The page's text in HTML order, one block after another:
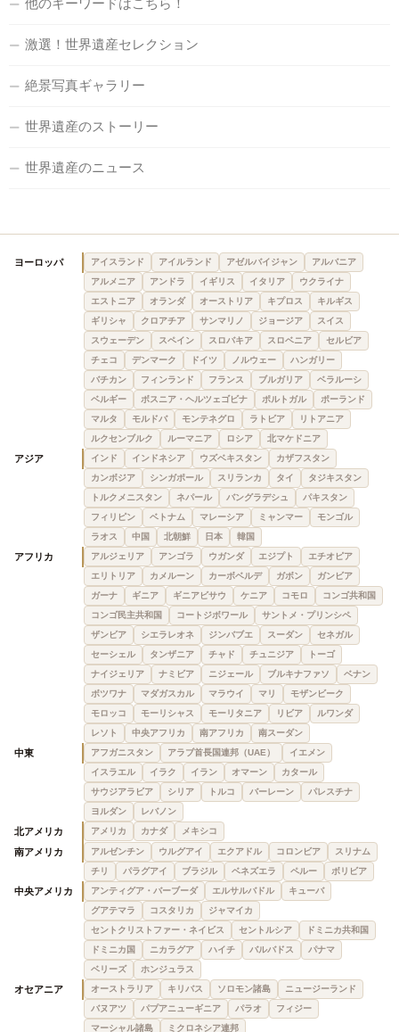
他のキーワードはこちら！
激選！世界遺産セレクション
絶景写真ギャラリー
世界遺産のストーリー
世界遺産のニュース
ヨーロッパ アイスランド アイルランド アゼルバイジャン
アルバニア
アルメニア
アンドラ イギリス イタリア
ウクライナ
エストニア
オランダ オーストリア キプロス
キルギス
ギリシャ
クロアチア サンマリノ ジョージア
スイス
スウェーデン
スペイン スロバキア スロベニア
セルビア
チェコ
デンマーク ドイツ ノルウェー
ハンガリー
バチカン
フィンランド フランス ブルガリア
ベラルーシ
ベルギー
ボスニア・ヘルツェゴビナ ポルトガル
ポーランド
マルタ
モルドバ モンテネグロ ラトビア
リトアニア
ルクセンブルク
ルーマニア ロシア 北マケドニア
アジア インド インドネシア ウズベキスタン
カザフスタン
カンボジア
シンガポール スリランカ タイ
タジキスタン
トルクメニスタン
ネパール バングラデシュ
パキスタン
フィリピン
ベトナム マレーシア ミャンマー
モンゴル
ラオス
中国 北朝鮮 日本 韓国
アフリカ アルジェリア アンゴラ ウガンダ エジプト
エチオピア
エリトリア
カメルーン カーボベルデ ガボン
ガンビア
ガーナ
ギニア ギニアビサウ ケニア コモロ
コンゴ共和国
コンゴ民主共和国
コートジボワール
サントメ・プリンシペ
ザンビア
シエラレオネ ジンバブエ スーダン
セネガル
セーシェル
タンザニア チャド チュニジア
トーゴ
ナイジェリア
ナミビア ニジェール ブルキナファソ
ベナン
ボツワナ
マダガスカル マラウイ マリ
モザンビーク
モロッコ
モーリシャス モーリタニア リビア
ルワンダ
レソト
中央アフリカ 南アフリカ 南スーダン
中東 アフガニスタン アラブ首長国連邦（UAE）
イエメン
イスラエル
イラク イラン オマーン
カタール
サウジアラビア
シリア トルコ バーレーン
パレスチナ
ヨルダン
レバノン
北アメリカ アメリカ カナダ メキシコ
南アメリカ アルゼンチン ウルグアイ エクアドル コロンビア
スリナム
チリ
パラグアイ ブラジル ベネズエラ ペルー ボリビア
中央アメリカ アンティグア・バーブーダ エルサルバドル
キューバ
グアテマラ
コスタリカ
ジャマイカ
セントクリストファー・ネイビス
セントルシア
ドミニカ共和国
ドミニカ国
ニカラグア ハイチ バルバドス
パナマ
ベリーズ
ホンジュラス
オセアニア オーストラリア キリバス ソロモン諸島
ニュージーランド
バヌアツ
パプアニューギニア パラオ
フィジー
マーシャル諸島
ミクロネシア連邦